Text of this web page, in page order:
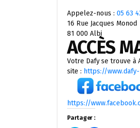
Appelez-nous : 05 63
16 Rue Jacques Monod
81 000 Albi
ACCÈS
Votre Dafyse trouve à
site : https://
https://
Partager :